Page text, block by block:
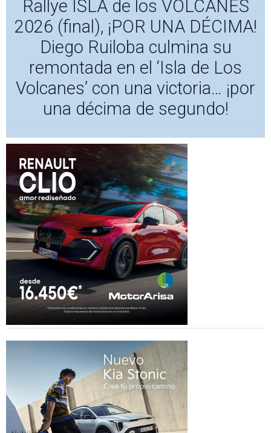
Rallye ISLA de los VOLCANES
2026 (final), ¡POR UNA DÉCIMA!
Diego Ruiloba culmina su
remontada en el ‘Isla de Los
Volcanes’ con una victoria… ¡por
una décima de segundo!